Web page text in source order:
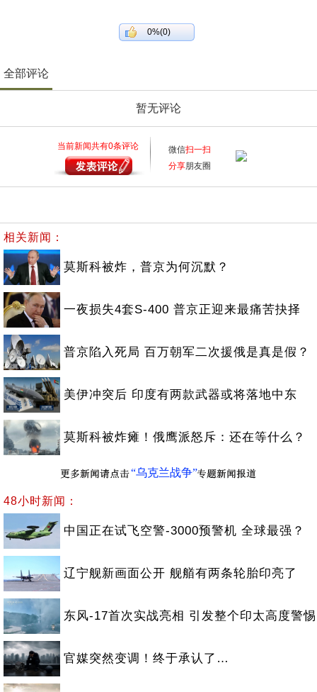
0%(0)
全部评论
暂无评论
当前新闻共有0条评论 微信扫一扫
分享朋友圈
相关新闻：
莫斯科被炸，普京为何沉默？
一夜损失4套S-400 普京正迎来最痛苦抉择
普京陷入死局 百万朝军二次援俄是真是假？
美伊冲突后 印度有两款武器或将落地中东
莫斯科被炸瘫！俄鹰派怒斥：还在等什么？
“乌克兰战争”
48小时新闻：
中国正在试飞空警-3000预警机 全球最强？
辽宁舰新画面公开 舰艏有两条轮胎印亮了
东风-17首次实战亮相 引发整个印太高度警惕
官媒突然变调！终于承认了…